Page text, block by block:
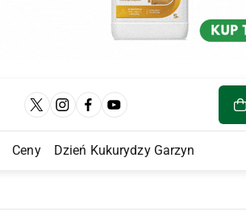
Ceny Dzień Kukurydzy Garzyn